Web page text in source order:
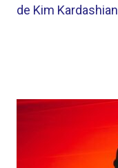
de Kim Kardashian